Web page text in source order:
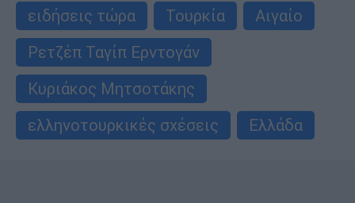
ειδήσεις τώρα
Τουρκία
Αιγαίο
Ρετζέπ Ταγίπ Ερντογάν
Κυριάκος Μητσοτάκης
ελληνοτουρκικές σχέσεις
Ελλάδα